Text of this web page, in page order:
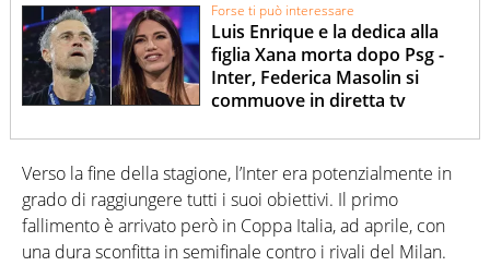
Forse ti può interessare
Luis Enrique e la dedica alla
figlia Xana morta dopo Psg -
Inter, Federica Masolin si
commuove in diretta tv
Verso la fine della stagione, l’Inter era potenzialmente in
grado di raggiungere tutti i suoi obiettivi. Il primo
fallimento è arrivato però in Coppa Italia, ad aprile, con
una dura sconfitta in semifinale contro i rivali del Milan.